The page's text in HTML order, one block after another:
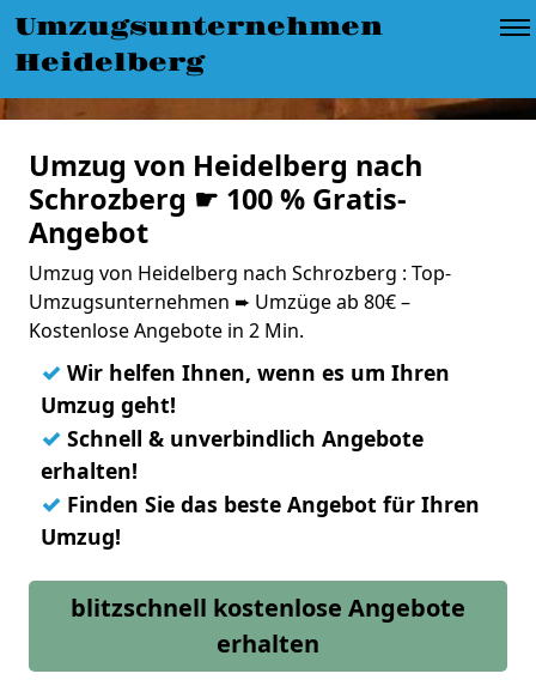
Umzugsunternehmen
Heidelberg
Umzug von Heidelberg nach
Schrozberg ☛ 100 % Gratis-
Angebot
Umzug von Heidelberg nach Schrozberg : Top-
Umzugsunternehmen ➨ Umzüge ab 80€ –
Kostenlose Angebote in 2 Min.
✓ Wir helfen Ihnen, wenn es um Ihren
Umzug geht!
✓ Schnell & unverbindlich Angebote
erhalten!
✓ Finden Sie das beste Angebot für Ihren
Umzug!
blitzschnell kostenlose Angebote
erhalten